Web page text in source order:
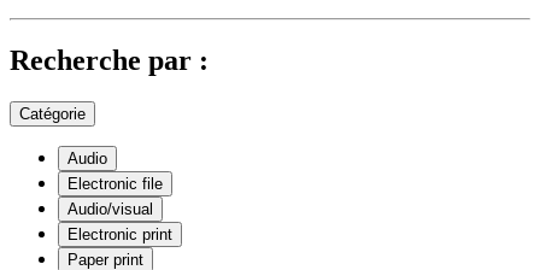
Recherche par :
Catégorie
Audio
Electronic file
Audio/visual
Electronic print
Paper print